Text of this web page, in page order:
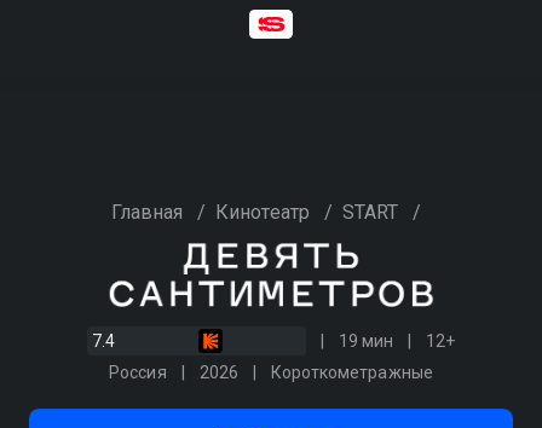
Главная / Кинотеатр / START /
7.4 19 мин
12+
Россия
2026 Короткометражные